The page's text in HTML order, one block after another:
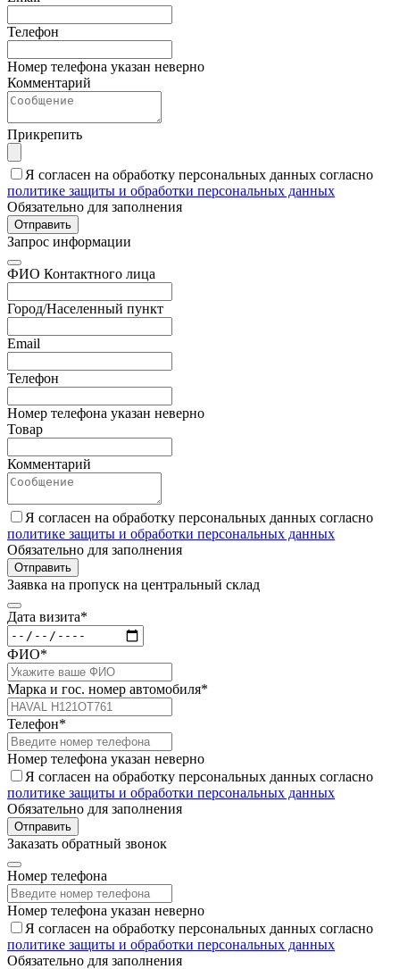
Телефон
Номер телефона указан неверно
Комментарий
Прикрепить
Я согласен на обработку персональных данных согласно
политике защиты и обработки персональных данных
Обязательно для заполнения
Отправить
Запрос информации
ФИО Контактного лица
Город/Населенный пункт
Email
Телефон
Номер телефона указан неверно
Товар
Комментарий
Я согласен на обработку персональных данных согласно
политике защиты и обработки персональных данных
Обязательно для заполнения
Отправить
Заявка на пропуск на центральный склад
Дата визита*
ФИО*
Марка и гос. номер автомобиля*
Телефон*
Номер телефона указан неверно
Я согласен на обработку персональных данных согласно
политике защиты и обработки персональных данных
Обязательно для заполнения
Отправить
Заказать обратный звонок
Номер телефона
Номер телефона указан неверно
Я согласен на обработку персональных данных согласно
политике защиты и обработки персональных данных
Обязательно для заполнения